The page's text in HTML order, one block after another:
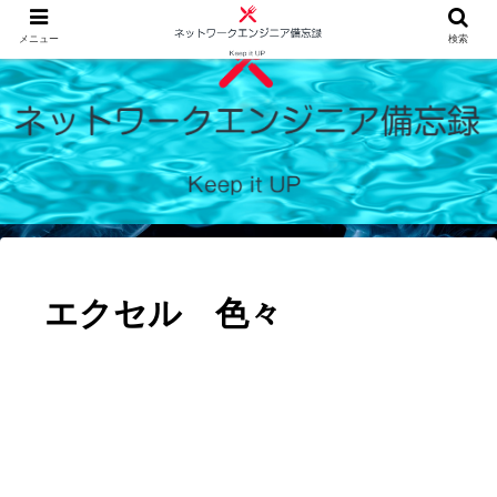
エクセル 色々
メニュー 検索